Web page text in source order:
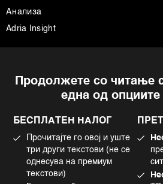
Продолжете со читање
една од
БЕСПЛАТЕН НАЛОГ
Прочитајте го овој и уште
три други текстови (не се
однесува на премиум
текстови)
Анализа
Adria Insight
Импресум
Политика на приватност
Употреба на вештачка
Tiktok